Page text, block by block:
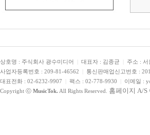
상호명 : 주식회사 광수미디어 대표자 : 김종균
주소 : 서
사업자등록번호 : 209-81-46562
통신판매업신고번호 :
대표전화 : 02-6232-9907
팩스 : 02-778-9930
이메일 :
Copyright ⓒ MusicTok. All Rights Reserved. 홈페이지 A/S